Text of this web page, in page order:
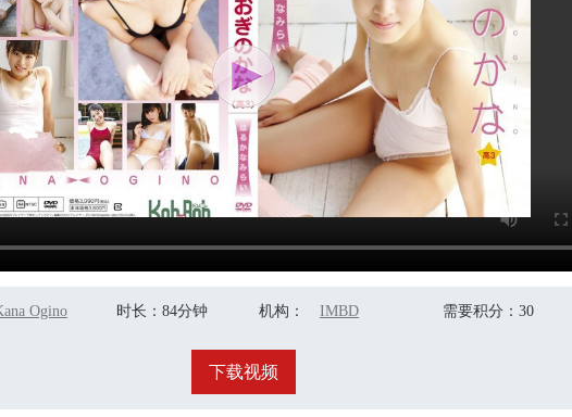
Ogino 时长 ：84分钟 机构 ： IMBD 需要积分 ：30
下载视频